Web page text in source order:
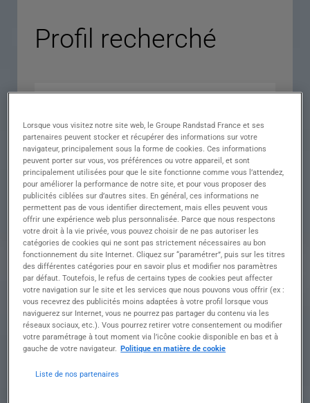
Profil recherché
Expérience
Salaire
Contrat
Ville
()
Référence Annonce n°
Contact
Tél.
Lorsque vous visitez notre site web, le Groupe Randstad France et ses
partenaires peuvent stocker et récupérer des informations sur votre
navigateur, principalement sous la forme de cookies. Ces informations
peuvent porter sur vous, vos préférences ou votre appareil, et sont
principalement utilisées pour que le site fonctionne comme vous l’attendez,
pour améliorer la performance de notre site, et pour vous proposer des
publicités ciblées sur d’autres sites. En général, ces informations ne
permettent pas de vous identifier directement, mais elles peuvent vous
offrir une expérience web plus personnalisée. Parce que nous respectons
votre droit à la vie privée, vous pouvez choisir de ne pas autoriser les
catégories de cookies qui ne sont pas strictement nécessaires au bon
fonctionnement du site Internet. Cliquez sur “paramétrer”, puis sur les titres
des différentes catégories pour en savoir plus et modifier nos paramètres
par défaut. Toutefois, le refus de certains types de cookies peut affecter
votre navigation sur le site et les services que nous pouvons vous offrir (ex :
vous recevrez des publicités moins adaptées à votre profil lorsque vous
naviguerez sur Internet, vous ne pourrez pas partager du contenu via les
réseaux sociaux, etc.). Vous pourrez retirer votre consentement ou modifier
votre paramétrage à tout moment via l’icône cookie disponible en bas et à
gauche de votre navigateur. Politique en matière de cookie
Liste de nos partenaires